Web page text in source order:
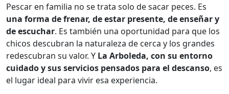
Pescar en familia no se trata solo de sacar peces. Es
una forma de frenar, de estar presente, de enseñar y
de escuchar. Es también una oportunidad para que los
chicos descubran la naturaleza de cerca y los grandes
redescubran su valor. Y La Arboleda, con su entorno
cuidado y sus servicios pensados para el descanso, es
el lugar ideal para vivir esa experiencia.